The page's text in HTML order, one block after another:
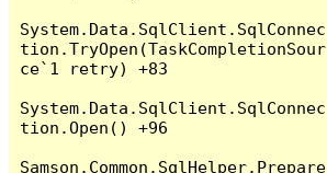
System.Data.SqlClient.SqlConnec
tion.TryOpen(TaskCompletionSour
ce`1 retry) +83
System.Data.SqlClient.SqlConnec
tion.Open() +96
Samson.Common.SqlHelper.Prepare